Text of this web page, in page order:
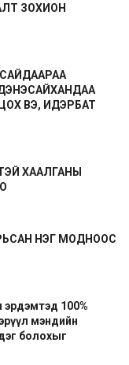
ЗОХИОН
ВЭ, ИДЭРБАТ
ХААЛГАНЫ
НЭГ МОДНООС
эрдэмтэд 100%
мэндийн
болохыг